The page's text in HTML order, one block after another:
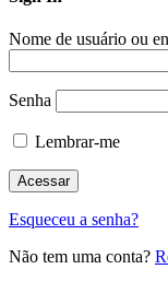
Nome de usuário ou
Senha
Lembrar-me
Esqueceu a senha?
Não tem uma conta?